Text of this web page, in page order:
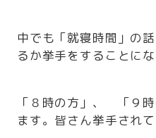
中でも「就寝時間」の
るか挙手をすることにな
「８時の方」、 「９
ます。皆さん挙手されて